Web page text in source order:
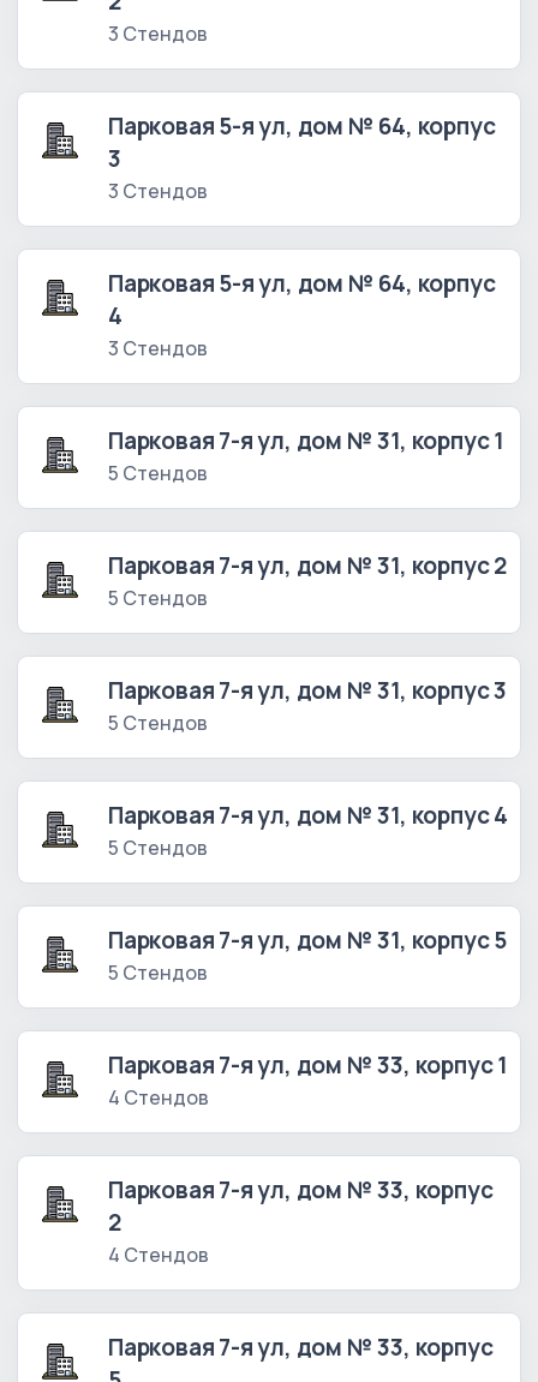
3 Стендов
Парковая 5-я ул, дом № 64, корпус
3
3 Стендов
Парковая 5-я ул, дом № 64, корпус
4
3 Стендов
Парковая 7-я ул, дом № 31, корпус 1
5 Стендов
Парковая 7-я ул, дом № 31, корпус 2
5 Стендов
Парковая 7-я ул, дом № 31, корпус 3
5 Стендов
Парковая 7-я ул, дом № 31, корпус 4
5 Стендов
Парковая 7-я ул, дом № 31, корпус 5
5 Стендов
Парковая 7-я ул, дом № 33, корпус 1
4 Стендов
Парковая 7-я ул, дом № 33, корпус
2
4 Стендов
Парковая 7-я ул, дом № 33, корпус